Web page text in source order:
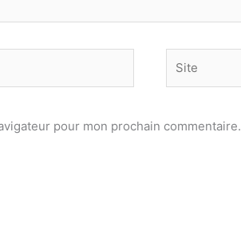
pour mon prochain commentaire.